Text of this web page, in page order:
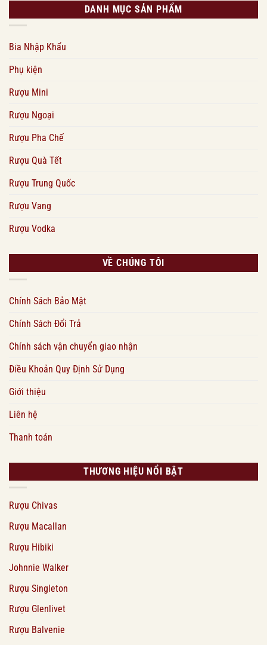
DANH MỤC SẢN PHẨM
Bia Nhập Khẩu
Phụ kiện
Rượu Mini
Rượu Ngoại
Rượu Pha Chế
Rượu Quà Tết
Rượu Trung Quốc
Rượu Vang
Rượu Vodka
VỀ CHÚNG TÔI
Chính Sách Bảo Mật
Chính Sách Đổi Trả
Chính sách vận chuyển giao nhận
Điều Khoản Quy Định Sử Dụng
Giới thiệu
Liên hệ
Thanh toán
THƯƠNG HIỆU NỔI BẬT
Rượu Chivas
Rượu Macallan
Rượu Hibiki
Johnnie Walker
Rượu Singleton
Rượu Glenlivet
Rượu Balvenie